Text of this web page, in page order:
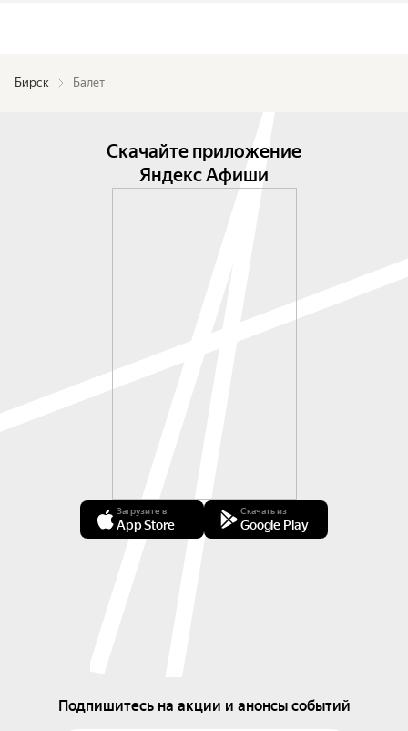
Бирск Балет
Скачайте приложение
Яндекс Афиши
Загрузите в
App Store
Скачать из
Google Play
Подпишитесь на акции и анонсы событий